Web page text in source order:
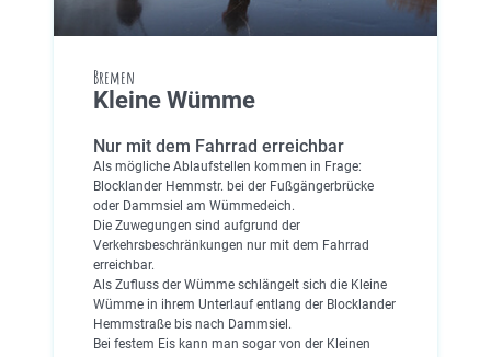
Bremen
Kleine Wümme
Nur mit dem Fahrrad erreichbar
Als mögliche Ablaufstellen kommen in Frage:
Blocklander Hemmstr. bei der Fußgängerbrücke
oder Dammsiel am Wümmedeich.
Die Zuwegungen sind aufgrund der
Verkehrsbeschränkungen nur mit dem Fahrrad
erreichbar.
Als Zufluss der Wümme schlängelt sich die Kleine
Wümme in ihrem Unterlauf entlang der Blocklander
Hemmstraße bis nach Dammsiel.
Bei festem Eis kann man sogar von der Kleinen